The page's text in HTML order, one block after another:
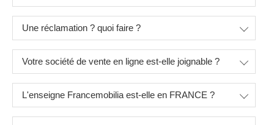
Une réclamation ? quoi faire ?
Votre société de vente en ligne est-elle joignable ?
L'enseigne Francemobilia est-elle en FRANCE ?